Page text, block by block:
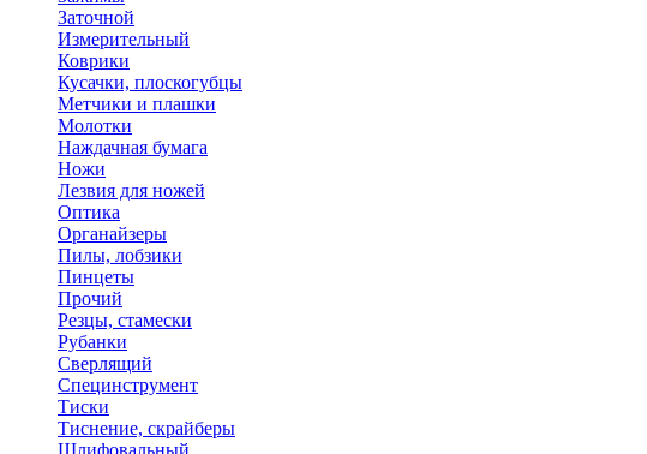
Заточной
Измерительный
Коврики
Кусачки, плоскогубцы
Метчики и плашки
Молотки
Наждачная бумага
Ножи
Лезвия для ножей
Оптика
Органайзеры
Пилы, лобзики
Пинцеты
Прочий
Резцы, стамески
Рубанки
Сверлящий
Специнструмент
Тиски
Тиснение, скрайберы
Шлифовальный